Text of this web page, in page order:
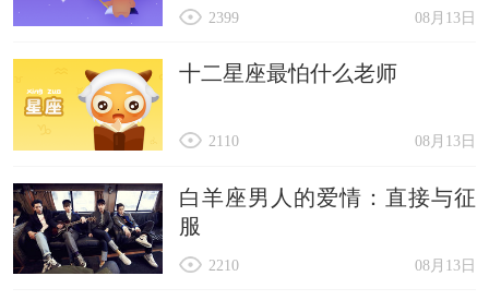
08月13日
2399
十二星座最怕什么老师
08月13日
2110
白羊座男人的爱情：直接与征
服
08月13日
2210